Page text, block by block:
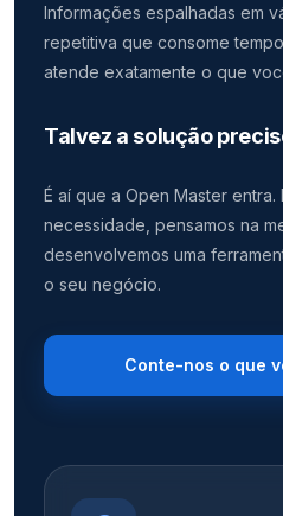
Informações espalhadas em
repetitiva que consome
atende exatamente o que
Talvez a solução
É aí que a Open Master entra.
necessidade, pensamos na
desenvolvemos uma
o seu negócio.
Conte-nos o que